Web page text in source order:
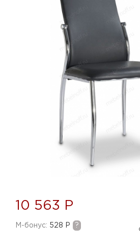
10 563 Р
M-бонус: 528 Р ?